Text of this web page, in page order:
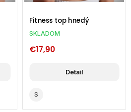
Fitness top hnedý
SKLADOM
€17,90
Detail
S